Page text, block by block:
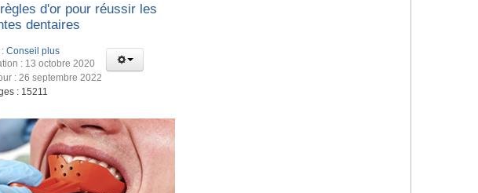
d'or pour réussir les
dentaires
:Conseil plus
: 13 octobre 2020
: 26 septembre 2022
: 15211